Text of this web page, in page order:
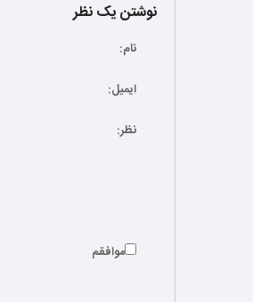
نوشتن یک نظر
نام:
ایمیل:
نظر:
موافقم